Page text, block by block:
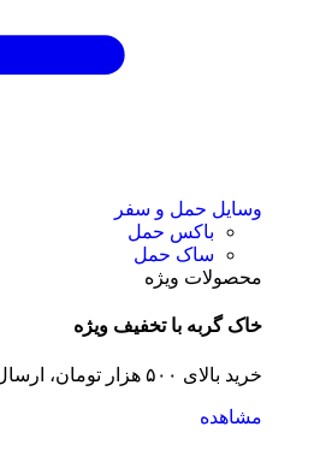
وسایل حمل و سفر
باکس حمل
ساک حمل
محصولات ویژه
خاک گربه با تخفیف ویژه
خرید بالای ۵۰۰ هزار تومان، ارسال رایگان
مشاهده